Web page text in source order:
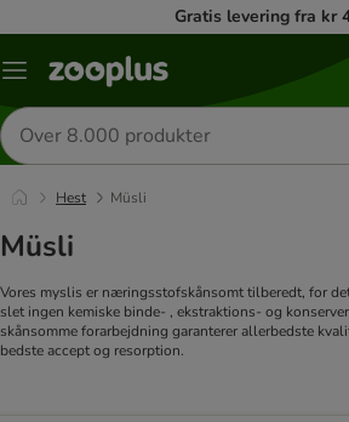
Gratis levering fra kr
Menu
Søg
efter
produkter
Hest Müsli
Müsli
Vores myslis er næringsstofskånsomt tilberedt, for
slet ingen kemiske binde- , ekstraktions- og
skånsomme forarbejdning garanterer allerbedste
bedste accept og resorption.